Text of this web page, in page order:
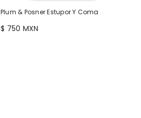
Plum & Posner Estupor Y Coma
$ 750 MXN